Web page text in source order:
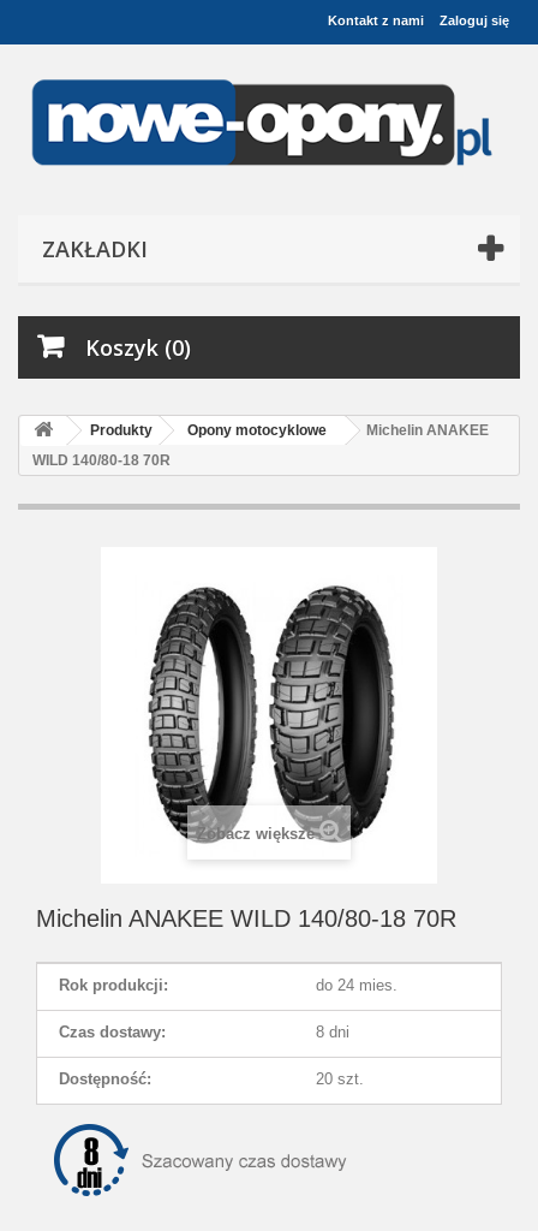
Zaloguj się
Kontakt z nami
ZAKŁADKI
Koszyk (0)
Produkty Opony motocyklowe
Michelin ANAKEE
WILD 140/80-18 70R
Zobacz większe
Michelin ANAKEE WILD 140/80-18 70R
Rok produkcji: do 24 mies.
Czas dostawy: 8 dni
Dostępność: 20 szt.